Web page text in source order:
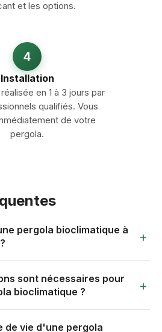
et les options.
4
Installation
en 1 à 3 jours par
qualifiés. Vous
de votre
pergola.
pergola bioclimatique à
1500 € par m², pose comprise.
couverte, du type de
autoportante), de la motorisation
— stores latéraux, éclairage
sont nécessaires pour
bioclimatique ?
de vie d'une pergola